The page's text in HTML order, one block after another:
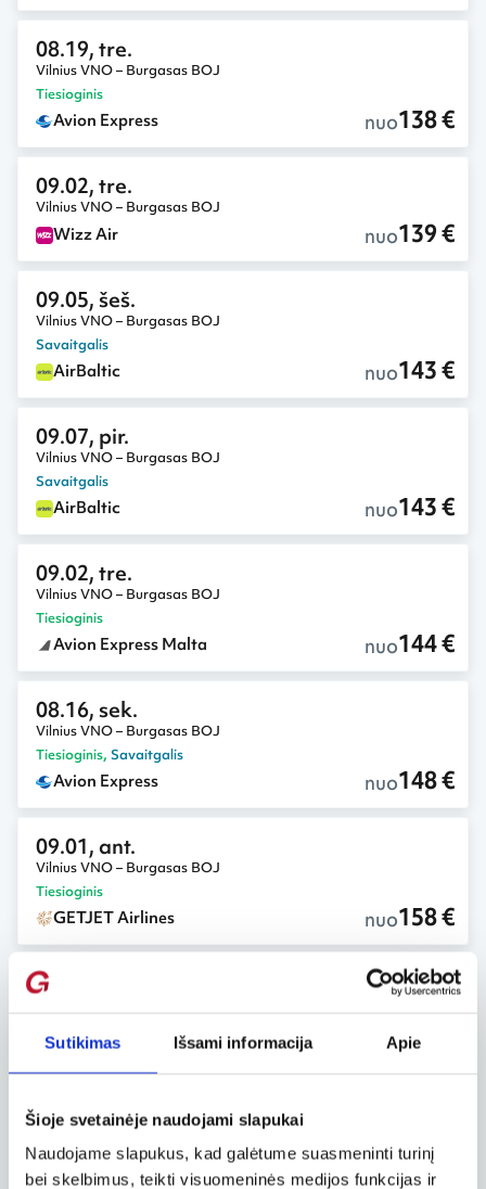
Sutikimas Išsami informacija Apie
Šioje svetainėje naudojami slapukai
Naudojame slapukus, kad galėtume suasmeninti turinį
bei skelbimus, teikti visuomeninės medijos funkcijas ir
08.19, tre.
Vilnius VNO – Burgasas BOJ
Tiesioginis
Avion Express nuo138 €
09.02, tre.
Vilnius VNO – Burgasas BOJ
Wizz Air nuo139 €
09.05, šeš.
Vilnius VNO – Burgasas BOJ
Savaitgalis
AirBaltic nuo143 €
09.07, pir.
Vilnius VNO – Burgasas BOJ
Savaitgalis
AirBaltic nuo143 €
09.02, tre.
Vilnius VNO – Burgasas BOJ
Tiesioginis
Avion Express Malta nuo144 €
08.16, sek.
Vilnius VNO – Burgasas BOJ
Tiesioginis, Savaitgalis
Avion Express nuo148 €
09.01, ant.
Vilnius VNO – Burgasas BOJ
Tiesioginis
GETJET Airlines nuo158 €
08.18, ant.
Norwegian Air Suttle nuo162 €
Vilnius VNO – Burgasas BOJ
GETJET Airlines nuo163 €